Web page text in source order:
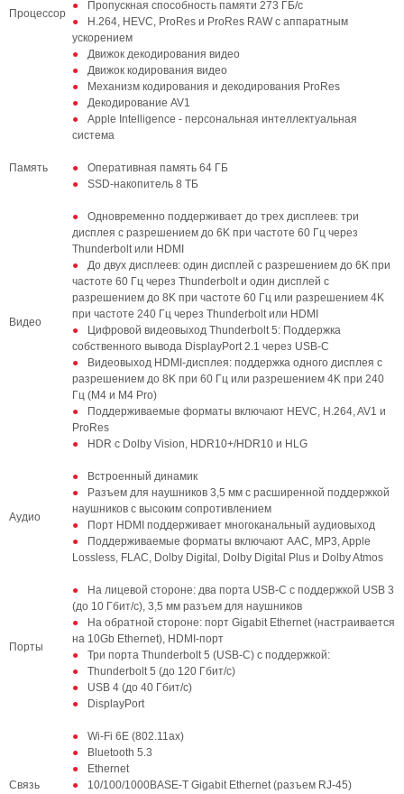
Процессор
Пропускная способность памяти 273 ГБ/с
H.264, HEVC, ProRes и ProRes RAW с аппаратным
ускорением
Движок декодирования видео
Движок кодирования видео
Механизм кодирования и декодирования ProRes
Декодирование AV1
Apple Intelligence - персональная интеллектуальная
система
Память
Оперативная память 64 ГБ
SSD‑накопитель 8 ТБ
Видео
Одновременно поддерживает до трех дисплеев: три
дисплея с разрешением до 6K при частоте 60 Гц через
Thunderbolt или HDMI
До двух дисплеев: один дисплей с разрешением до 6K при
частоте 60 Гц через Thunderbolt и один дисплей с
разрешением до 8K при частоте 60 Гц или разрешением 4K
при частоте 240 Гц через Thunderbolt или HDMI
Цифровой видеовыход Thunderbolt 5: Поддержка
собственного вывода DisplayPort 2.1 через USB‑C
Видеовыход HDMI-дисплея: поддержка одного дисплея с
разрешением до 8K при 60 Гц или разрешением 4K при 240
Гц (M4 и M4 Pro)
Поддерживаемые форматы включают HEVC, H.264, AV1 и
ProRes
HDR с Dolby Vision, HDR10+/HDR10 и HLG
Аудио
Встроенный динамик
Разъем для наушников 3,5 мм с расширенной поддержкой
наушников с высоким сопротивлением
Порт HDMI поддерживает многоканальный аудиовыход
Поддерживаемые форматы включают AAC, MP3, Apple
Lossless, FLAC, Dolby Digital, Dolby Digital Plus и Dolby Atmos
Порты
На лицевой стороне: два порта USB-C с поддержкой USB 3
(до 10 Гбит/с), 3,5 мм разъем для наушников
На обратной стороне: порт Gigabit Ethernet (настраивается
на 10Gb Ethernet), HDMI-порт
Три порта Thunderbolt 5 (USB-C) с поддержкой:
Thunderbolt 5 (до 120 Гбит/с)
USB 4 (до 40 Гбит/с)
DisplayPort
Связь
Wi-Fi 6E (802.11ax)
Bluetooth 5.3
Ethernet
10/100/1000BASE-T Gigabit Ethernet (разъем RJ-45)